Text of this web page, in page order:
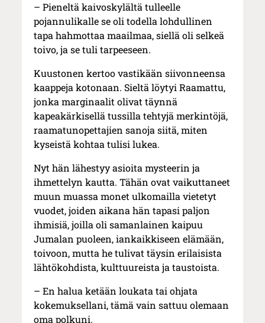
– Pieneltä kaivoskylältä tulleelle
pojannulikalle se oli todella lohdullinen
tapa hahmottaa maailmaa, siellä oli selkeä
toivo, ja se tuli tarpeeseen.
Kuustonen kertoo vastikään siivonneensa
kaappeja kotonaan. Sieltä löytyi Raamattu,
jonka marginaalit olivat täynnä
kapeakärkisellä tussilla tehtyjä merkintöjä,
raamatunopettajien sanoja siitä, miten
kyseistä kohtaa tulisi lukea.
Nyt hän lähestyy asioita mysteerin ja
ihmettelyn kautta. Tähän ovat vaikuttaneet
muun muassa monet ulkomailla vietetyt
vuodet, joiden aikana hän tapasi paljon
ihmisiä, joilla oli samanlainen kaipuu
Jumalan puoleen, iankaikkiseen elämään,
toivoon, mutta he tulivat täysin erilaisista
lähtökohdista, kulttuureista ja taustoista.
– En halua ketään loukata tai ohjata
kokemuksellani, tämä vain sattuu olemaan
oma polkuni.